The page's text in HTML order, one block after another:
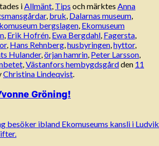
iAllmänt, Tips och märktes Anna
, bruk, Dalarnas museum,
bergslagen, Ekomuseum
, Erik Hofrén, Ewa Bergdahl, Fagersta,
, Hans Rehnberg,husbyringen,hyttor,
Hulander,örjan hamrin, Peter Larsson,
,Västanfors hembygdsgårdden 11
Christina Lindeqvist.
Gröning!